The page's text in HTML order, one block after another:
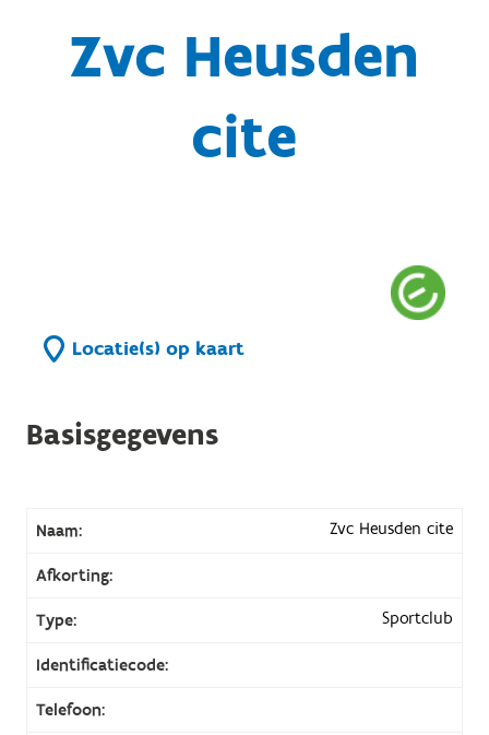
Zvc Heusden
cite
Locatie(s) op kaart
Basisgegevens
Naam: Zvc Heusden cite
Afkorting:
Type: Sportclub
Identificatiecode:
Telefoon: